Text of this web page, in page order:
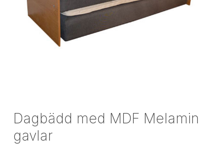
Dagbädd med MDF Melamin
gavlar